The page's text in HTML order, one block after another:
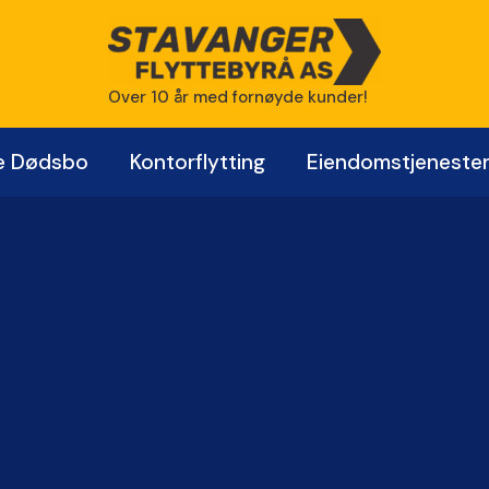
Over 10 år med fornøyde kunder!
Dødsbo Kontorflytting Eiendomstjenester